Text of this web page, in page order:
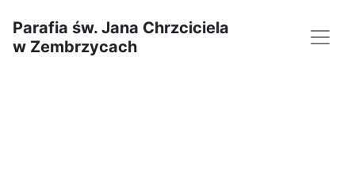
Parafia św. Jana Chrzciciela
w Zembrzycach